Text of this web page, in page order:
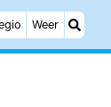
Weer